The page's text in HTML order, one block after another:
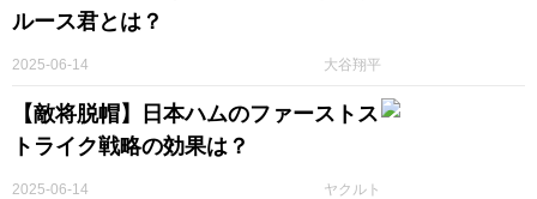
ルース君とは？
大谷翔平
2025-06-14
【敵将脱帽】日本ハムのファーストス
トライク戦略の効果は？
ヤクルト
2025-06-14